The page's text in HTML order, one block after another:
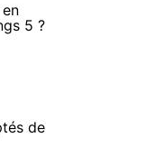
5 ?
de